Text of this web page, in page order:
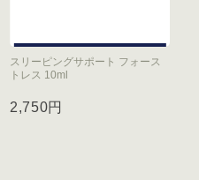
スリーピングサポート フォース
トレス 10ml
2,750円